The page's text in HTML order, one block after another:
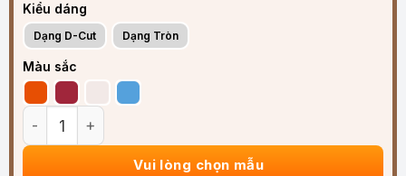
Kiểu dáng
Dạng D-Cut Dạng Tròn
Màu sắc
Bọc vô lăng xe Suzuki chất liệu Da Nappa cao cấp số lượng
Vui lòng chọn mẫu